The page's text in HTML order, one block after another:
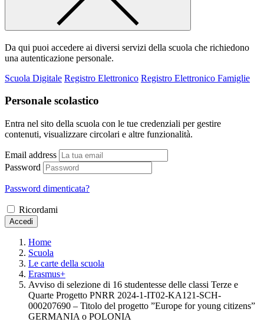
Da qui puoi accedere ai diversi servizi della scuola che richiedono
una autenticazione personale.
Scuola Digitale Registro Elettronico Registro Elettronico Famiglie
Personale scolastico
Entra nel sito della scuola con le tue credenziali per gestire
contenuti, visualizzare circolari e altre funzionalità.
Email address
Password
Password dimenticata?
Ricordami
Accedi
Home
Scuola
Le carte della scuola
Erasmus+
Avviso di selezione di 16 studentesse delle classi Terze e
Quarte Progetto PNRR 2024-1-IT02-KA121-SCH-
000207690 – Titolo del progetto ”Europe for young citizens”
GERMANIA o POLONIA